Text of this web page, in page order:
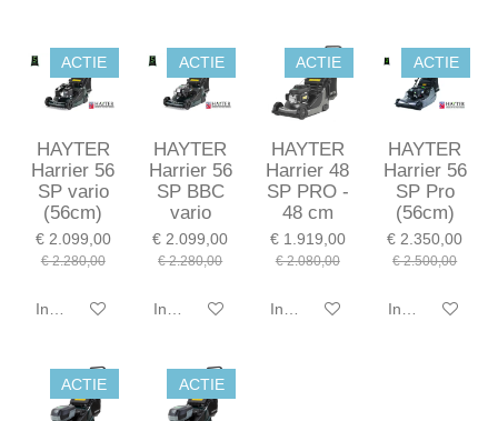
ACTIE
HAYTER
Harrier 56
SP vario
(56cm)
€ 2.099,00
€ 2.280,00
In winkelwagen
ACTIE
HAYTER
Harrier 56
SP BBC
vario
€ 2.099,00
€ 2.280,00
In winkelwagen
ACTIE
HAYTER
Harrier 48
SP PRO -
48 cm
€ 1.919,00
€ 2.080,00
In winkelwagen
ACTIE
HAYTER
Harrier 56
SP Pro
(56cm)
€ 2.350,00
€ 2.500,00
In winkelwagen
ACTIE ACTIE